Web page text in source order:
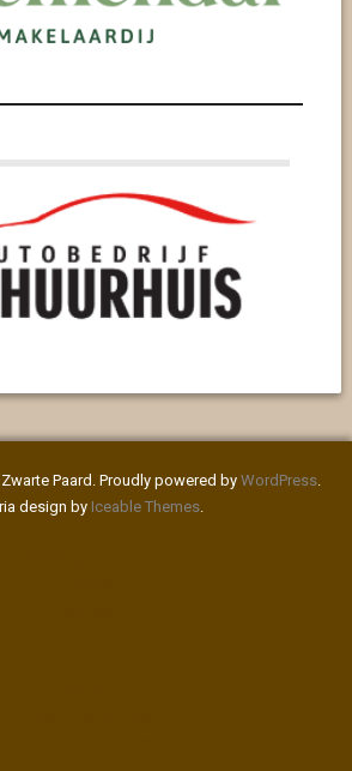
Paard. Proudly powered byWordPress
design by Iceable Themes.